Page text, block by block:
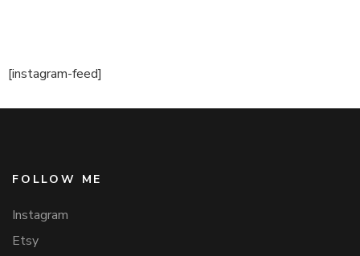
[instagram-feed]
FOLLOW ME
Instagram
Etsy